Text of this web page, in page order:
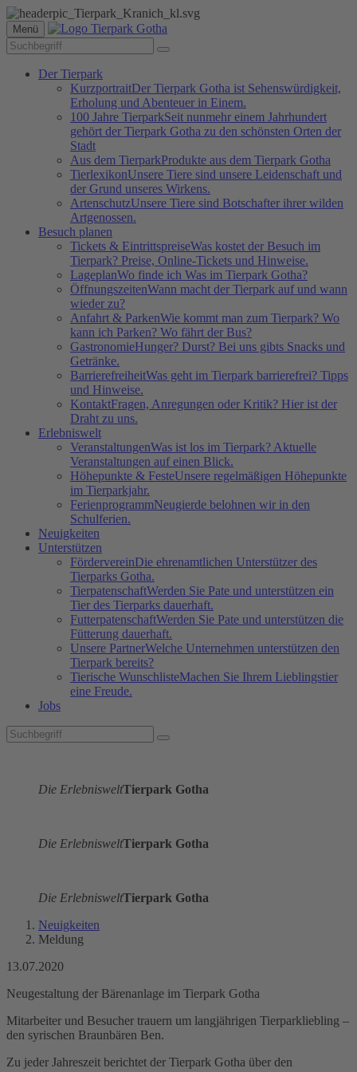
Menü
Der Tierpark
KurzportraitDer Tierpark Gotha ist Sehenswürdigkeit,
Erholung und Abenteuer in Einem.
100 Jahre TierparkSeit nunmehr einem Jahrhundert
gehört der Tierpark Gotha zu den schönsten Orten der
Stadt
Aus dem TierparkProdukte aus dem Tierpark Gotha
TierlexikonUnsere Tiere sind unsere Leidenschaft und
der Grund unseres Wirkens.
ArtenschutzUnsere Tiere sind Botschafter ihrer wilden
Artgenossen.
Besuch planen
Tickets & EintrittspreiseWas kostet der Besuch im
Tierpark? Preise, Online-Tickets und Hinweise.
LageplanWo finde ich Was im Tierpark Gotha?
ÖffnungszeitenWann macht der Tierpark auf und wann
wieder zu?
Anfahrt & ParkenWie kommt man zum Tierpark? Wo
kann ich Parken? Wo fährt der Bus?
GastronomieHunger? Durst? Bei uns gibts Snacks und
Getränke.
BarrierefreiheitWas geht im Tierpark barrierefrei? Tipps
und Hinweise.
KontaktFragen, Anregungen oder Kritik? Hier ist der
Draht zu uns.
Erlebniswelt
VeranstaltungenWas ist los im Tierpark? Aktuelle
Veranstaltungen auf einen Blick.
Höhepunkte & FesteUnsere regelmäßigen Höhepunkte
im Tierparkjahr.
FerienprogrammNeugierde belohnen wir in den
Schulferien.
Neuigkeiten
Unterstützen
FördervereinDie ehrenamtlichen Unterstützer des
Tierparks Gotha.
TierpatenschaftWerden Sie Pate und unterstützen ein
Tier des Tierparks dauerhaft.
FutterpatenschaftWerden Sie Pate und unterstützen die
Fütterung dauerhaft.
Unsere PartnerWelche Unternehmen unterstützen den
Tierpark bereits?
Tierische WunschlisteMachen Sie Ihrem Lieblingstier
eine Freude.
Jobs
Die ErlebnisweltTierpark Gotha
Die ErlebnisweltTierpark Gotha
Die ErlebnisweltTierpark Gotha
Neuigkeiten
Meldung
13.07.2020
Neugestaltung der Bärenanlage im Tierpark Gotha
Mitarbeiter und Besucher trauern um langjährigen Tierparkliebling –
den syrischen Braunbären Ben.
Zu jeder Jahreszeit berichtet der Tierpark Gotha über den